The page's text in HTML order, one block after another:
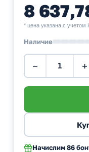
8
* цена указана с учетом
Наличие
− +
Начислим 86